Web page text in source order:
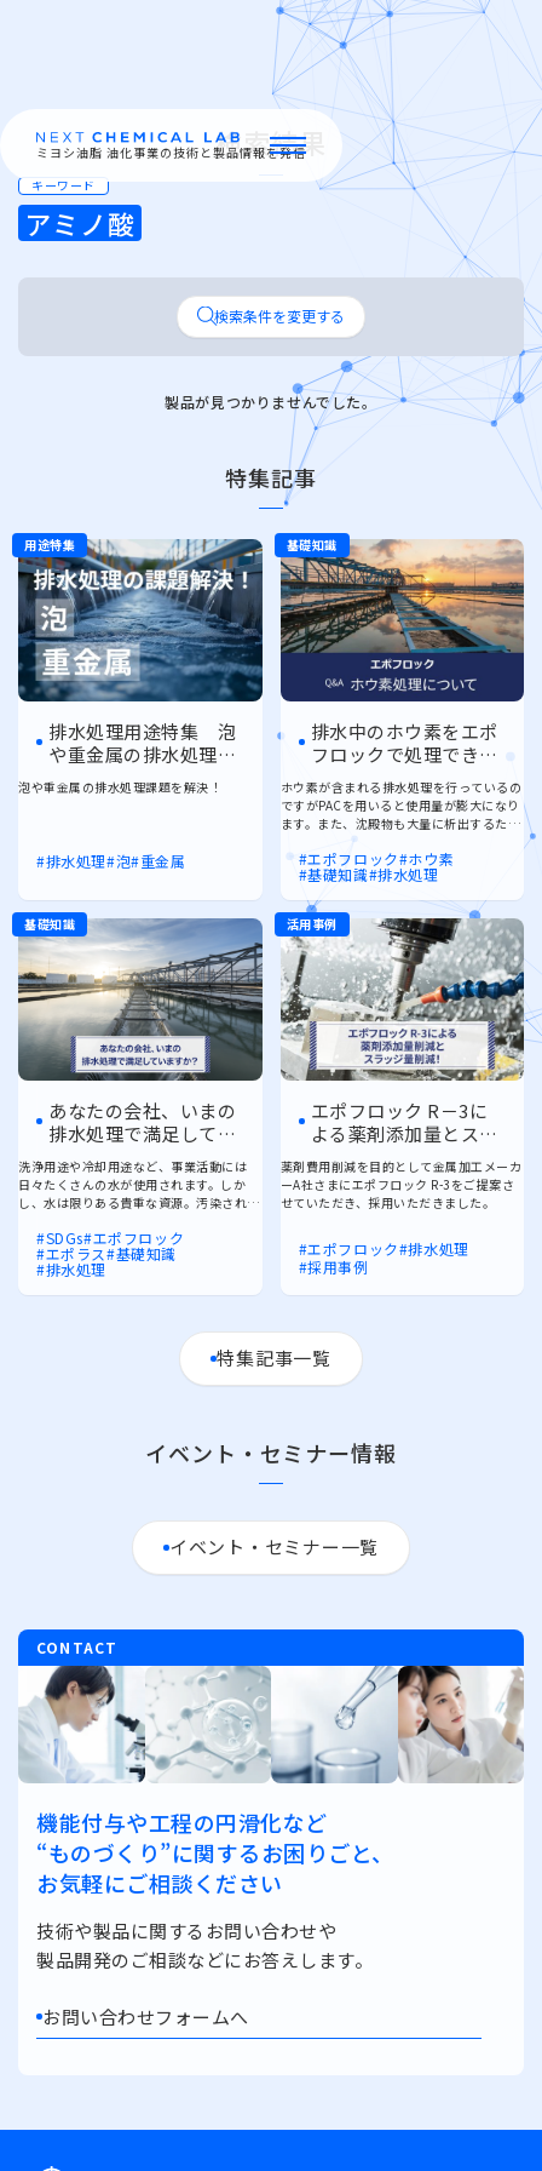
ミヨシ油脂 油化事業の技術と製品情報を発信
MIYOSHI MIRAI PLATFORM
ミヨシ油脂 コーポレートサイト
English
ミヨシ油脂の強み
検索結果
キーワード
アミノ酸
検索条件を変更する
製品が見つかりませんでした。
特集記事
排水処理用途特集 泡
や重金属の排水処理課
題を解決！
泡や重金属の排水処理課題を解決！
排水処理 泡 重金属
排水中のホウ素をエポ
フロックで処理できま
すか？
ホウ素が含まれる排水処理を行っているの
ですがPACを用いると使用量が膨大になり
ます。また、沈殿物も大量に析出するた
め、削減できる方法がないか検討していま
す。 エポフロックでホウ素を処理すること
はできますか？
エポフロック ホウ素
基礎知識 排水処理
あなたの会社、いまの
排水処理で満足してい
ますか？
洗浄用途や冷却用途など、事業活動には
日々たくさんの水が使用されます。しか
し、水は限りある貴重な資源。汚染された
して放流する必要があります。未来の世代
に引き継いでいくためにも、いまあらため
て、排水処理について考えていきましょ
う。
SDGs エポフロック
エポラス 基礎知識
排水処理
エポフロック R－3に
よる薬剤添加量とスラ
ッジ量削減！
薬剤費用削減を目的として金属加工メーカ
ーA社さまにエポフロック R-3をご提案さ
せていただき、採用いただきました。
エポフロック 排水処理
採用事例
特集記事一覧
イベント・セミナー情報
イベント・セミナー一覧
CONTACT
機能付与や工程の円滑化など
“ものづくり”に関するお困りごと、
お気軽にご相談ください
技術や製品に関するお問い合わせや
製品開発のご相談などにお答えします。
お問い合わせフォームへ